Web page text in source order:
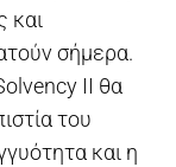
και
σήμερα.
II θα
του
και η